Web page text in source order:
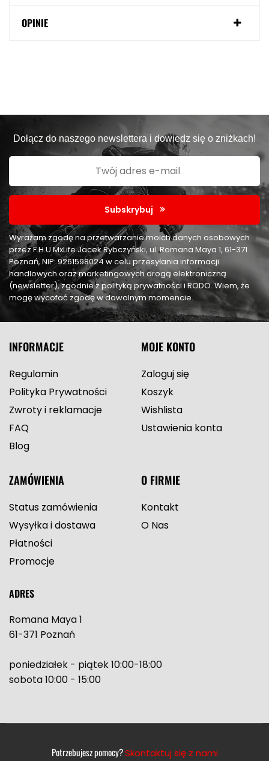
OPINIE
Dołącz do naszego newslettera i dowiedz się o zniżkach!
Subskrybuj
Wyrażam zgodę na przetwarzanie moich danych osobowych
przez F.H.U MxLife Jacek Rybczyński, ul. Romana Maya 1, 61-371
Poznań, NIP: 9261598024 w celu przesyłania informacji
handlowych oraz marketingowych drogą elektroniczną
(newsletter), zgodnie z polityką prywatności i RODO. Wiem, że
mogę wycofać zgodę w dowolnym momencie.
INFORMACJE
Regulamin
Polityka Prywatności
Zwroty i reklamacje
FAQ
Blog
MOJE KONTO
Zaloguj się
Koszyk
Wishlista
Ustawienia konta
ZAMÓWIENIA
Status zamówienia
Wysyłka i dostawa
Płatności
Promocje
O FIRMIE
Kontakt
O Nas
ADRES
Romana Maya 1
61-371 Poznań
poniedziałek - piątek 10:00-18:00
sobota 10:00 - 15:00
Potrzebujesz pomocy?Skontaktuj się z nami